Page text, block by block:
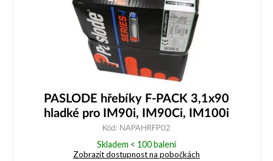
PASLODE hřebíky F-PACK 3,1x90
hladké pro IM90i, IM90Ci, IM100i
Kód: NAPAHRFP02
Skladem < 100 balení
Zobrazit dostupnost na pobočkách